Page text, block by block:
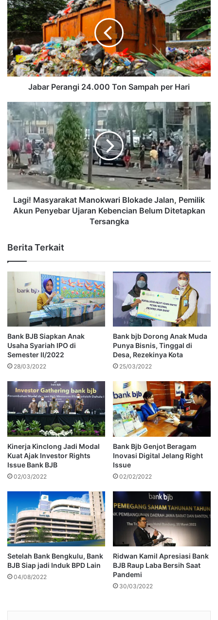
Jabar Perangi 24.000 Ton Sampah per Hari
Lagi! Masyarakat Manokwari Blokade Jalan, Pemilik
Akun Penyebar Ujaran Kebencian Belum Ditetapkan
Tersangka
Berita Terkait
Bank BJB Siapkan Anak
Usaha Syariah IPO di
Semester II/2022
28/03/2022
Bank bjb Dorong Anak Muda
Punya Bisnis, Tinggal di
Desa, Rezekinya Kota
25/03/2022
Kinerja Kinclong Jadi Modal
Kuat Ajak Investor Rights
Issue Bank BJB
02/03/2022
Bank Bjb Genjot Beragam
Inovasi Digital Jelang Right
Issue
02/02/2022
Setelah Bank Bengkulu, Bank
BJB Siap jadi Induk BPD Lain
04/08/2022
Ridwan Kamil Apresiasi Bank
BJB Raup Laba Bersih Saat
Pandemi
30/03/2022